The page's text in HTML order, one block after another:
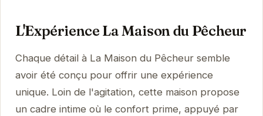
L'Expérience La Maison du Pêcheur
Chaque détail à La Maison du Pêcheur semble
avoir été conçu pour offrir une expérience
unique. Loin de l'agitation, cette maison propose
un cadre intime où le confort prime, appuyé par